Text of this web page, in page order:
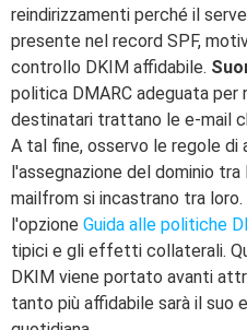
reindirizzamenti perché il
presente nel record SPF,
controllo DKIM affidabile.
politica DMARC adeguata per
destinatari trattano le e-mail
A tal fine, osservo le regole di
l'assegnazione del dominio
mailfrom si incastrano tra
l'opzione Guida alle politiche
tipici e gli effetti collaterali.
DKIM viene portato avanti
tanto più affidabile sarà il suo